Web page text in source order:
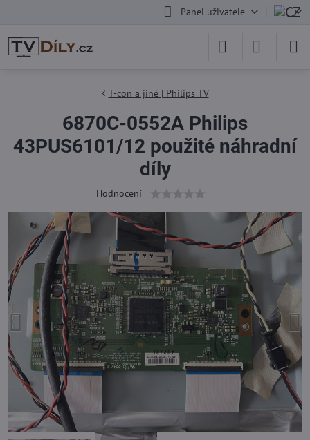
Panel uživatele
T-con a jiné | Philips TV
6870C-0552A Philips
43PUS6101/12 použité náhradní
díly
Hodnocení